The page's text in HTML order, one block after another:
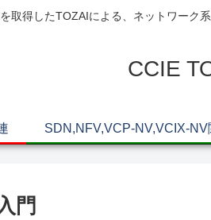
取得したTOZAIによる、ネットワーク
CCIE
SDN,NFV,VCP-NV,VCIX-NV
門